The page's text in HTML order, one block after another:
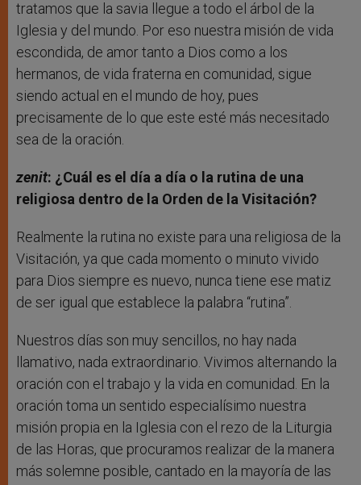
tratamos que la savia llegue a todo el árbol de la
Iglesia y del mundo. Por eso nuestra misión de vida
escondida, de amor tanto a Dios como a los
hermanos, de vida fraterna en comunidad, sigue
siendo actual en el mundo de hoy, pues
precisamente de lo que este esté más necesitado
sea de la oración.
zenit: ¿Cuál es el día a día o la rutina de una
religiosa dentro de la Orden de la Visitación?
Realmente la rutina no existe para una religiosa de la
Visitación, ya que cada momento o minuto vivido
para Dios siempre es nuevo, nunca tiene ese matiz
de ser igual que establece la palabra “rutina”.
Nuestros días son muy sencillos, no hay nada
llamativo, nada extraordinario. Vivimos alternando la
oración con el trabajo y la vida en comunidad. En la
oración toma un sentido especialísimo nuestra
misión propia en la Iglesia con el rezo de la Liturgia
de las Horas, que procuramos realizar de la manera
más solemne posible, cantado en la mayoría de las